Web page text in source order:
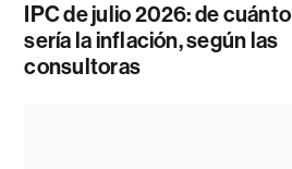
IPC de julio 2026: de cuánto
sería la inflación, según las
consultoras